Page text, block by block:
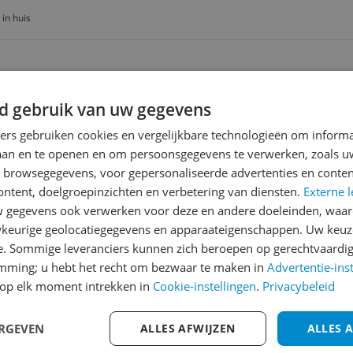
huis
bezorgd > €20,-
dunschiller plus
Reviews
Er zijn nog geen
Heb jij dit product in bezit
met het schrijven van je
een review gemiddeld
andere bezoekers een
€250,-!
Klik hier voor de
gebruik van uw gegevens
gebruiken cookies en vergelijkbare technologieën om
en te openen en om persoonsgegevens te verwerken, zoals
voor gepersonaliseerde advertenties en
doelgroepinzichten en verbetering van diensten. Externe
gegevens ook verwerken voor deze en andere doeleinden,
geolocatiegegevens en apparaateigenschappen. Uw
Sommige leveranciers kunnen zich beroepen op
u hebt het recht om bezwaar te maken in Advertentie-
elk moment intrekken in Cookie-instellingen. Privacybeleid
ALLES
ALLES AFWIJZEN